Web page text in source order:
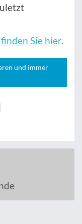
Sie hier.
und immer